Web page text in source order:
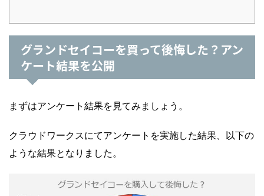
グランドセイコーを買って後悔した？アン
ケート結果を公開
まずはアンケート結果を見てみましょう。
クラウドワークスにてアンケートを実施した結果、以下の
ような結果となりました。